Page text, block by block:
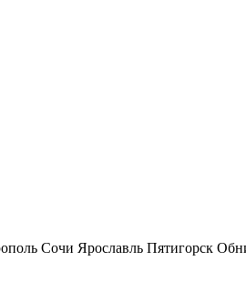
Сочи Ярославль Пятигорск